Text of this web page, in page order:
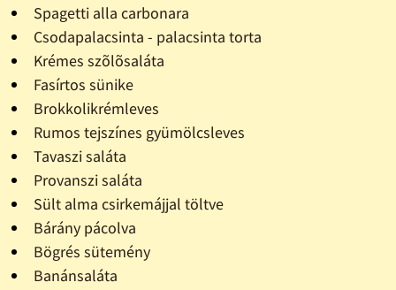
Spagetti alla carbonara
Csodapalacsinta - palacsinta torta
Krémes szõlõsaláta
Fasírtos sünike
Brokkolikrémleves
Rumos tejszínes gyümölcsleves
Tavaszi saláta
Provanszi saláta
Sült alma csirkemájjal töltve
Bárány pácolva
Bögrés sütemény
Banánsaláta